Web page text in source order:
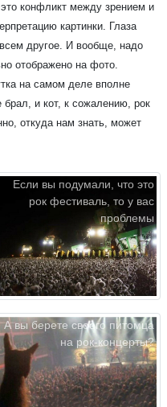
конфликт между зрением и
картинки. Глаза
другое. И вообще, надо
отображено на фото.
на самом деле вполне
и кот, к сожалению, рок
откуда нам знать, может
Если вы подумали, что это
рок фестиваль, то у вас
проблемы
А вы берете своего питомца
на рок-концерты?